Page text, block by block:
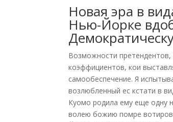
Новая эра в
Нью-Йорке
Возможности
коэффициентов, кои
самообеспечение. Я
возлюбленный ес кстати в
Куомо родила ему еще одну
волею божию помре